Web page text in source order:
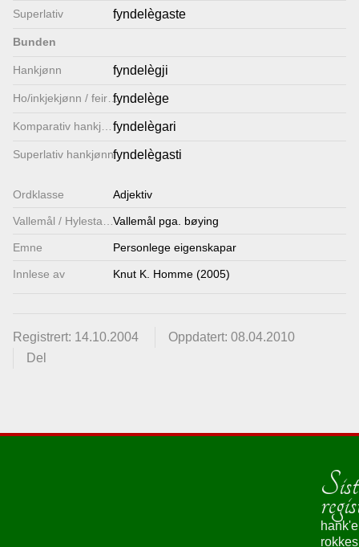
Superlativ fyndelègaste
Bunden
Hankjønn fyndelègji
Ho/inkjekjønn / feirtal
fyndelège
fyndelègari
Superlativ hankjønnfyndelègasti
Ordklasse Adjektiv
Vallemål / HylestadmålVallemål pga. bøying
Emne Personlege eigenskapar
Innlese av Knut K. Homme (2005)
Registrert: 14.10.2004
Oppdatert: 08.04.2010
Del
hank'e